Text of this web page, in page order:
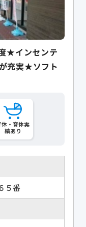
★インセンテ
充実★ソフト
休・育休実
績あり
５番